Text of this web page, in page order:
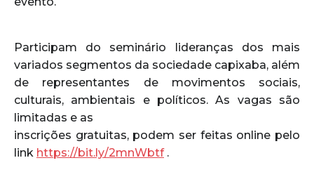
Participam do seminário lideranças dos mais
variados segmentos da sociedade capixaba, além
de representantes de movimentos sociais,
culturais, ambientais e políticos. As vagas são
limitadas e as
inscrições gratuitas, podem ser feitas online pelo
link https://bit.ly/2mnWbtf.